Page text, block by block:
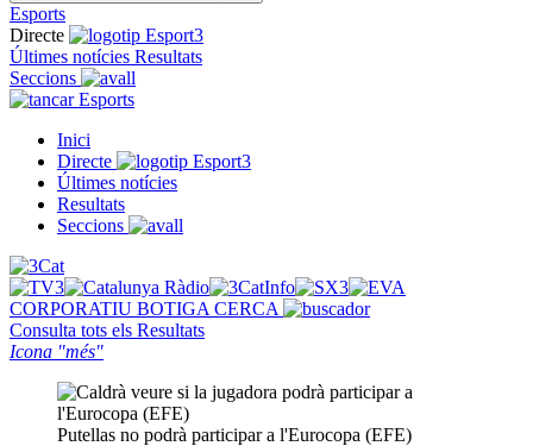
Esports
Directe
Últimes notícies Resultats
Seccions
Esports
Inici
Directe
Últimes notícies
Resultats
Seccions
CORPORATIU BOTIGA CERCA
Consulta tots els Resultats
Icona "més"
Putellas no podrà participar a l'Eurocopa (EFE)